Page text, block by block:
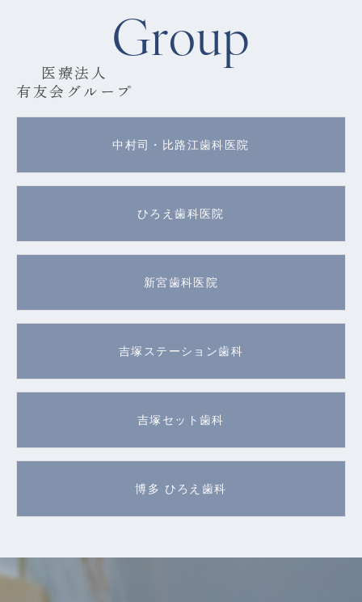
Group
医療法人
有友会グループ
中村司・比路江歯科医院
ひろえ歯科医院
新宮歯科医院
吉塚ステーション歯科
吉塚セット歯科
博多 ひろえ歯科